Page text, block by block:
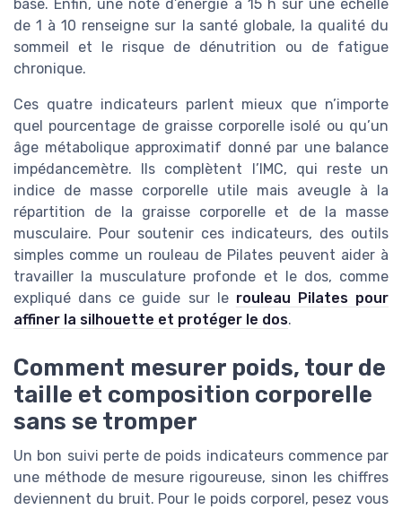
base. Enfin, une note d’énergie à 15 h sur une échelle
de 1 à 10 renseigne sur la santé globale, la qualité du
sommeil et le risque de dénutrition ou de fatigue
chronique.
Ces quatre indicateurs parlent mieux que n’importe
quel pourcentage de graisse corporelle isolé ou qu’un
âge métabolique approximatif donné par une balance
impédancemètre. Ils complètent l’IMC, qui reste un
indice de masse corporelle utile mais aveugle à la
répartition de la graisse corporelle et de la masse
musculaire. Pour soutenir ces indicateurs, des outils
simples comme un rouleau de Pilates peuvent aider à
travailler la musculature profonde et le dos, comme
expliqué dans ce guide sur le rouleau Pilates pour
affiner la silhouette et protéger le dos.
Comment mesurer poids, tour de
taille et composition corporelle
sans se tromper
Un bon suivi perte de poids indicateurs commence par
une méthode de mesure rigoureuse, sinon les chiffres
deviennent du bruit. Pour le poids corporel, pesez vous